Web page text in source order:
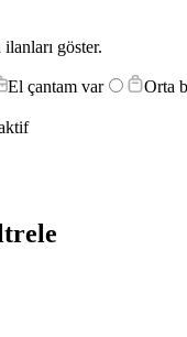
göster.
El çantam var
Orta